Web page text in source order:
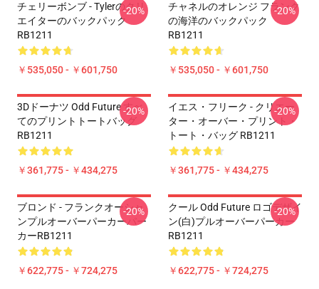
チェリーボンブ - Tylerのクリ
エイターのバックパック
RB1211
￥535,050 - ￥601,750
-20%
チャネルのオレンジ フランク
の海洋のバックパック
RB1211
￥535,050 - ￥601,750
-20%
3Dドーナツ Odd Future すべ
てのプリントトートバッグ
RB1211
￥361,775 - ￥434,275
-20%
イエス・フリーク - クリエー
ター・オーバー・プリント・
トート・バッグ RB1211
￥361,775 - ￥434,275
-20%
ブロンド - フランクオーシャ
ンプルオーバーパーカーパー
カーRB1211
￥622,775 - ￥724,275
-20%
クール Odd Future ロゴデザイ
ン(白)プルオーバーパーカー
RB1211
￥622,775 - ￥724,275
-20%